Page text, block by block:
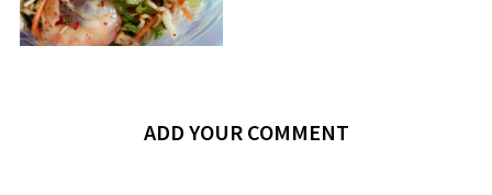
ADD YOUR COMMENT